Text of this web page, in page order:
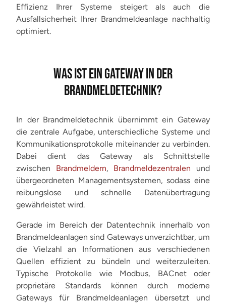
Effizienz Ihrer Systeme steigert als auch die
Ausfallsicherheit Ihrer Brandmeldeanlage nachhaltig
optimiert.
WAS IST EIN GATEWAY IN DER
BRANDMELDETECHNIK?
In der Brandmeldetechnik übernimmt ein Gateway
die zentrale Aufgabe, unterschiedliche Systeme und
Kommunikationsprotokolle miteinander zu verbinden.
Dabei dient das Gateway als Schnittstelle
zwischen Brandmeldern, Brandmeldezentralen und
übergeordneten Managementsystemen, sodass eine
reibungslose und schnelle Datenübertragung
gewährleistet wird.
Gerade im Bereich der Datentechnik innerhalb von
Brandmeldeanlagen sind Gateways unverzichtbar, um
die Vielzahl an Informationen aus verschiedenen
Quellen effizient zu bündeln und weiterzuleiten.
Typische Protokolle wie Modbus, BACnet oder
proprietäre Standards können durch moderne
Gateways für Brandmeldeanlagen übersetzt und